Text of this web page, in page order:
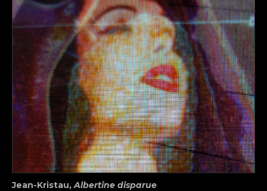
Jean-Kristau,Albertine disparue